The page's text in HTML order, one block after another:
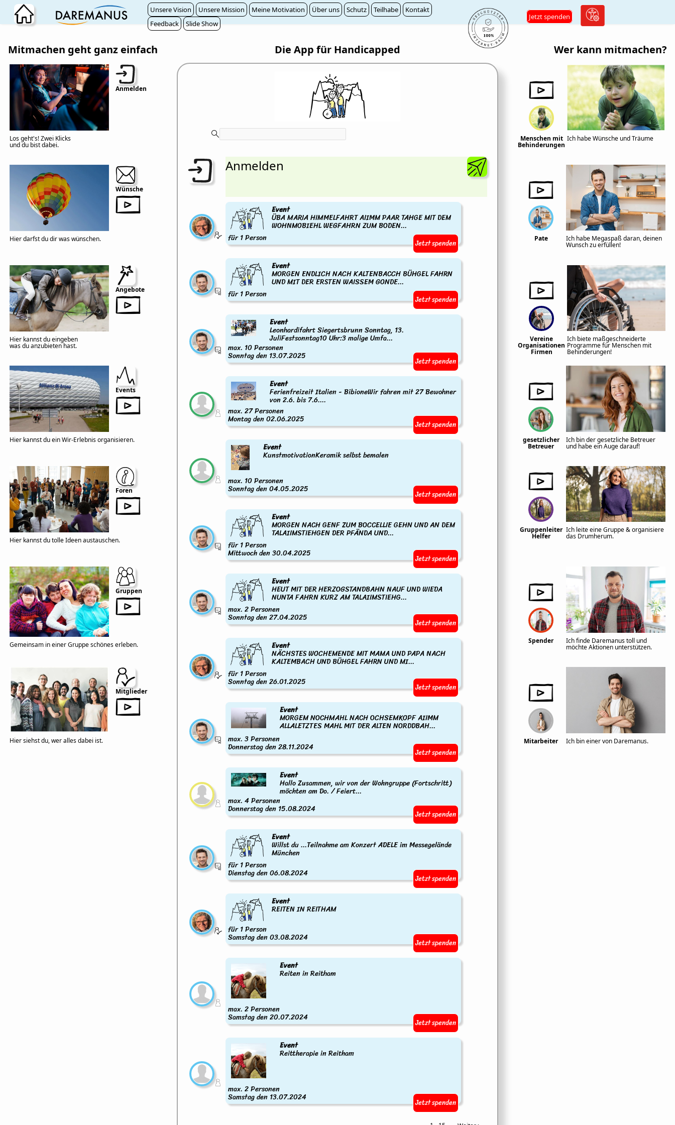
Zum Hauptinhalt wechseln Unsere Vision Unsere Mission Meine Motivation Über uns Schutz Teilhabe
Kontakt
Feedback
Slide Show
Jetzt spenden
Mitmachen geht ganz einfach Die App für Handicapped Wer kann mitmachen?
Anmelden
Los geht's! Zwei Klicks
und du bist dabei.
Wünsche
Hier darfst du dir was wünschen.
Angebote
Hier kannst du eingeben
was du anzubieten hast.
Events
Hier kannst du ein Wir-Erlebnis organisieren.
Foren
Hier kannst du tolle Ideen austauschen.
Gruppen
Gemeinsam in einer Gruppe schönes erleben.
Mitglieder
Hier siehst du, wer alles dabei ist.
Anmelden
Event
ÜBA MARIA HIMMELFAHRT AIIMM PAAR TAHGE MIT DEM
WOHNMOBIEHL WEGFAHRN ZUM BODEN...
für 1 Person
Jetzt spenden
Event
MORGEN ENDLICH NACH KALTENBACCH BÜHGEL FAHRN
UND MIT DER ERSTEN WAISSEM GONDE...
für 1 Person
Jetzt spenden
Event
Leonhardifahrt Siegertsbrunn Sonntag, 13.
JuliFestsonntag10 Uhr:3 malige Umfa...
max. 10 Personen
Sonntag den 13.07.2025 Jetzt spenden
Event
Ferienfreizeit Italien - BibioneWir fahren mit 27 Bewohner
von 2.6. bis 7.6....
max. 27 Personen
Montag den 02.06.2025 Jetzt spenden
Event
KunstmotivationKeramik selbst bemalen
max. 10 Personen
Sonntag den 04.05.2025 Jetzt spenden
Event
MORGEN NACH GENF ZUM BOCCELLIE GEHN UND AN DEM
TALAIIMSTIEHGEN DER PFÄNDA UND...
für 1 Person
Mittwoch den 30.04.2025 Jetzt spenden
Event
HEUT MIT DER HERZOGSTANDBAHN NAUF UND WIEDA
NUNTA FAHRN KURZ AM TALAIIMSTIEHG...
max. 2 Personen
Sonntag den 27.04.2025 Jetzt spenden
Event
NÄCHSTES WOCHEMENDE MIT MAMA UND PAPA NACH
KALTEMBACH UND BÜHGEL FAHRN UND MI...
für 1 Person
Sonntag den 26.01.2025 Jetzt spenden
Event
MORGEM NOCHMAHL NACH OCHSEMKOPF AIIMM
ALLALETZTES MAHL MIT DER ALTEN NORDDBAH...
max. 3 Personen
Donnerstag den 28.11.2024 Jetzt spenden
Event
Hallo Zusammen, wir von der Wohngruppe (Fortschritt)
möchten am Do. / Feiert...
max. 4 Personen
Donnerstag den 15.08.2024 Jetzt spenden
Event
Willst du ...Teilnahme am Konzert ADELE im Messegelände
München
für 1 Person
Dienstag den 06.08.2024 Jetzt spenden
Event
REITEN IN REITHAM
für 1 Person
Samstag den 03.08.2024 Jetzt spenden
Event
Reiten in Reitham
max. 2 Personen
Samstag den 20.07.2024 Jetzt spenden
Event
Reittherapie in Reitham
max. 2 Personen
Samstag den 13.07.2024 Jetzt spenden
Menschen mit
Behinderungen
Ich habe Wünsche und Träume
Pate Ich habe Megaspaß daran, deinen
Wunsch zu erfüllen!
Vereine
Organisationen
Firmen
Ich biete maßgeschneiderte
Programme für Menschen mit
Behinderungen!
gesetzlicher
Betreuer
Ich bin der gesetzliche Betreuer
und habe ein Auge darauf!
Gruppenleiter
Helfer
Ich leite eine Gruppe & organisiere
das Drumherum.
Spender Ich finde Daremanus toll und
möchte Aktionen unterstützen.
Mitarbeiter Ich bin einer von Daremanus.